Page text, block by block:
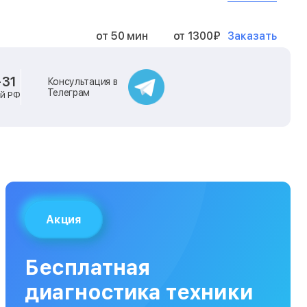
от 50 мин от 1300₽ Заказать
от 40 мин
от 40 мин
от 120 мин
РФ
Консультация в
Телеграм
Акция
Бесплатная
диагностика техники